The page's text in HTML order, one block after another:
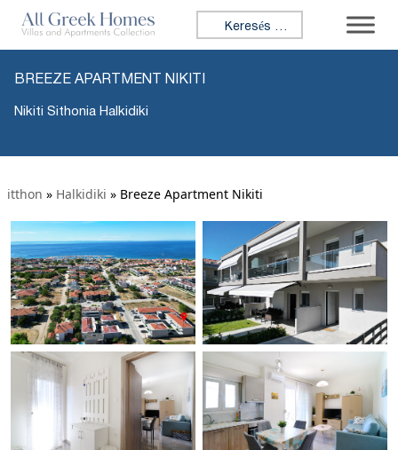
Keresés:
BREEZE APARTMENT NIKITI
Nikiti Sithonia Halkidiki
itthon » Halkidiki » Breeze Apartment Nikiti